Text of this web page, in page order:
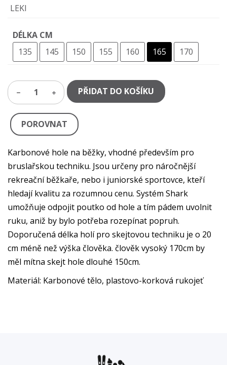
LEKI
DÉLKA CM
135
145 150 155 160 165 170
1 PŘIDAT DO KOŠÍKU
POROVNAT
Karbonové hole na běžky, vhodné především pro
bruslařskou techniku. Jsou určeny pro náročnější
rekreační běžkaře, nebo i juniorské sportovce, kteří
hledají kvalitu za rozumnou cenu. Systém Shark
umožňuje odpojit poutko od hole a tím pádem uvolnit
ruku, aniž by bylo potřeba rozepínat popruh.
Doporučená délka holí pro skejtovou techniku je o 20
cm méně než výška člověka. člověk vysoký 170cm by
měl mítna skejt hole dlouhé 150cm.
Materiál: Karbonové tělo, plastovo-korková rukojeť